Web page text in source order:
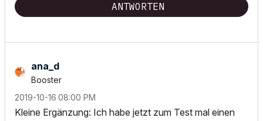
ANTWORTEN
ana_d
Booster
‎2019-10-16 08:00 PM
Kleine Ergänzung: Ich habe jetzt zum Test mal einen